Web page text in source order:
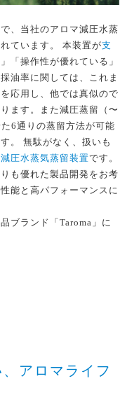
、当社のアロマ減圧水蒸
ています。 本装置が支
「操作性が優れている」
油率に関しては、これま
応用し、他では真似ので
ます。また減圧蒸留（〜
6通りの蒸留方法が可能
。 無駄がなく、扱いも
圧水蒸気蒸留装置です。
も優れた製品開発をお考
能と高パフォーマンスに
ブランド「Taroma」に
アロマライフ